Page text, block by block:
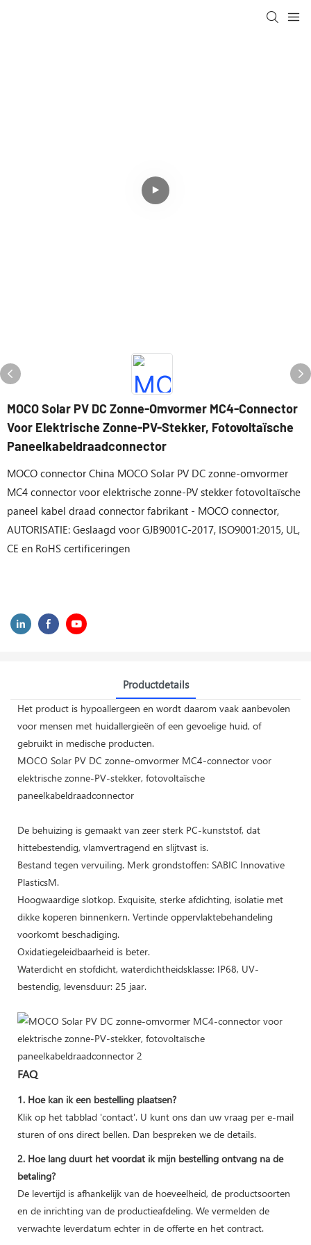
MOCO Solar PV DC Zonne-Omvormer MC4-Connector
Voor Elektrische Zonne-PV-Stekker, Fotovoltaïsche
Paneelkabeldraadconnector
MOCO connector China MOCO Solar PV DC zonne-omvormer
MC4 connector voor elektrische zonne-PV stekker fotovoltaïsche
paneel kabel draad connector fabrikant - MOCO connector,
AUTORISATIE: Geslaagd voor GJB9001C-2017, ISO9001:2015, UL,
CE en RoHS certificeringen
Productdetails
Het product is hypoallergeen en wordt daarom vaak aanbevolen
voor mensen met huidallergieën of een gevoelige huid, of
gebruikt in medische producten.
MOCO Solar PV DC zonne-omvormer MC4-connector voor
elektrische zonne-PV-stekker, fotovoltaïsche
paneelkabeldraadconnector
De behuizing is gemaakt van zeer sterk PC-kunststof, dat
hittebestendig, vlamvertragend en slijtvast is.
Bestand tegen vervuiling. Merk grondstoffen: SABIC Innovative
PlasticsM.
Hoogwaardige slotkop. Exquisite, sterke afdichting, isolatie met
dikke koperen binnenkern. Vertinde oppervlaktebehandeling
voorkomt beschadiging.
Oxidatiegeleidbaarheid is beter.
Waterdicht en stofdicht, waterdichtheidsklasse: IP68, UV-
bestendig, levensduur: 25 jaar.
FAQ
1. Hoe kan ik een bestelling plaatsen?
Klik op het tabblad 'contact'. U kunt ons dan uw vraag per e-mail
sturen of ons direct bellen. Dan bespreken we de details.
2. Hoe lang duurt het voordat ik mijn bestelling ontvang na de
betaling?
De levertijd is afhankelijk van de hoeveelheid, de productsoorten
en de inrichting van de productieafdeling. We vermelden de
verwachte leverdatum echter in de offerte en het contract.